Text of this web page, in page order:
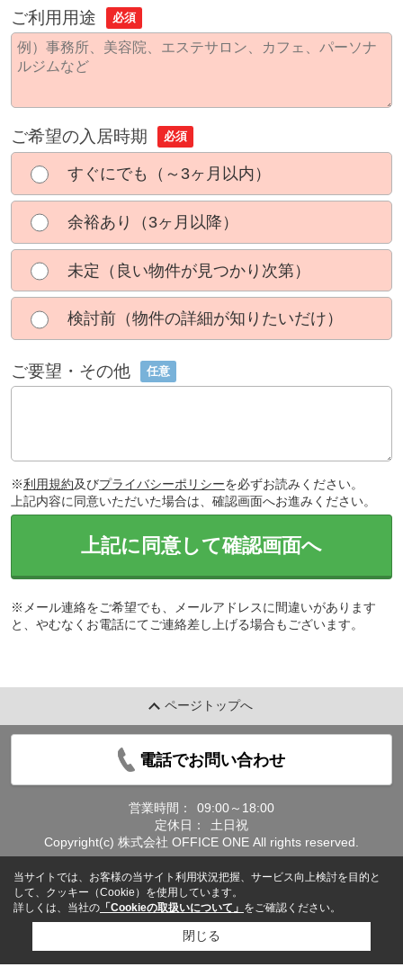
ご利用用途 必須
ご希望の入居時期 必須
すぐにでも（～3ヶ月以内）
余裕あり（3ヶ月以降）
未定（良い物件が見つかり次第）
検討前（物件の詳細が知りたいだけ）
ご要望・その他 任意
※利用規約及びプライバシーポリシーを必ずお読みください。
上記内容に同意いただいた場合は、確認画面へお進みください。
上記に同意して確認画面へ
※メール連絡をご希望でも、メールアドレスに間違いがあります
と、やむなくお電話にてご連絡差し上げる場合もございます。
ページトップへ
電話でお問い合わせ
営業時間：
09:00～18:00
定休日：
土日祝
Copyright(c) 株式会社 OFFICE ONE All rights reserved.
当サイトでは、お客様の当サイト利用状況把握、サービス向上検討を目的と
して、クッキー（Cookie）を使用しています。
詳しくは、当社の 「Cookieの取扱いについて」 をご確認ください。
閉じる